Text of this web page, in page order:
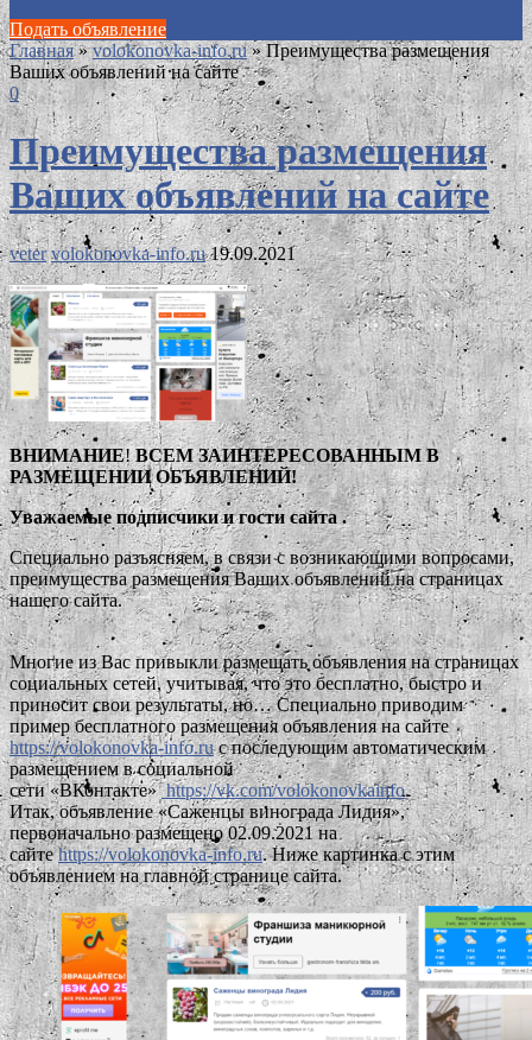
Подать объявление
Главная » volokonovka-info.ru » Преимущества размещения
Ваших объявлений на сайте
0
Преимущества размещения
Ваших объявлений на сайте
veter volokonovka-info.ru 19.09.2021
ВНИМАНИЕ!ВСЕМ ЗАИНТЕРЕСОВАННЫМ В
РАЗМЕЩЕНИИ ОБЪЯВЛЕНИЙ!
Уважаемые подписчики и гости сайта .
Специально разъясняем, в связи с возникающими вопросами,
преимущества размещения Ваших объявлений на страницах
нашего сайта.
Многие из Вас привыкли размещать объявления на страницах
социальных сетей, учитывая, что это бесплатно, быстро и
приносит свои результаты, но… Специально приводим
пример бесплатного размещения объявления на сайте
https://volokonovka-info.ruс последующим автоматическим
размещением в социальной
сети «ВКонтакте»https://vk.com/volokonovkainfo.
Итак, объявление «Саженцы винограда Лидия»,
первоначально размещено 02.09.2021 на
сайтеhttps://volokonovka-info.ru. Ниже картинка с этим
объявлением на главной странице сайта.